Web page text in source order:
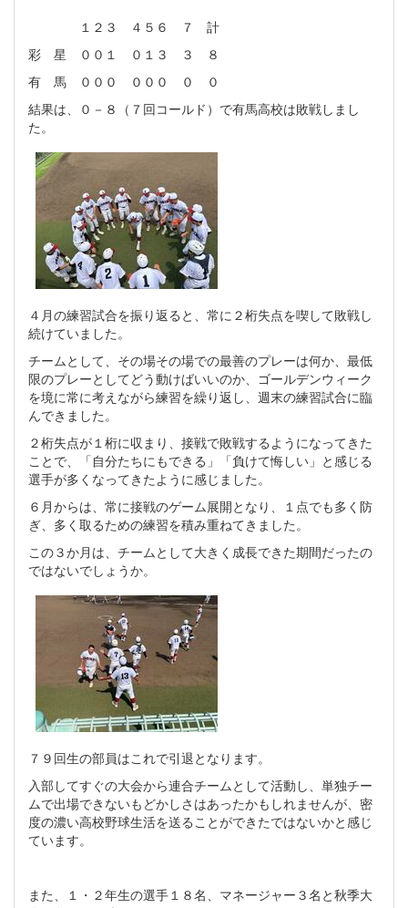
１２３ ４５６ ７ 計
彩 星 ００１ ０１３ ３ ８
有 馬 ０００ ０００ ０ ０
結果は、０－８（７回コールド）で有馬高校は敗戦しまし
た。
４月の練習試合を振り返ると、常に２桁失点を喫して敗戦し
続けていました。
チームとして、その場その場での最善のプレーは何か、最低
限のプレーとしてどう動けばいいのか、ゴールデンウィーク
を境に常に考えながら練習を繰り返し、週末の練習試合に臨
んできました。
２桁失点が１桁に収まり、接戦で敗戦するようになってきた
ことで、「自分たちにもできる」「負けて悔しい」と感じる
選手が多くなってきたように感じました。
６月からは、常に接戦のゲーム展開となり、１点でも多く防
ぎ、多く取るための練習を積み重ねてきました。
この３か月は、チームとして大きく成長できた期間だったの
ではないでしょうか。
７９回生の部員はこれで引退となります。
入部してすぐの大会から連合チームとして活動し、単独チー
ムで出場できないもどかしさはあったかもしれませんが、密
度の濃い高校野球生活を送ることができたではないかと感じ
ています。
また、１・２年生の選手１８名、マネージャー３名と秋季大